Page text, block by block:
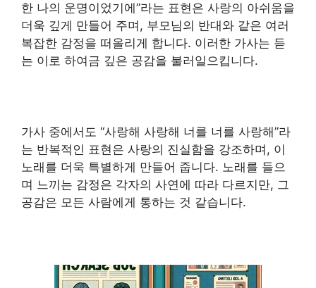
한 나의 운명이었기에”라는 표현은 사랑의 아쉬움을
더욱 깊게 만들어 주며, 부모님의 반대와 같은 여러
복잡한 감정을 떠올리게 합니다. 이러한 가사는 듣
는 이로 하여금 깊은 공감을 불러일으킵니다.
가사 중에서도 “사랑해 사랑해 너를 너를 사랑해”라
는 반복적인 표현은 사랑의 진실함을 강조하며, 이
노래를 더욱 특별하게 만들어 줍니다. 노래를 들으
며 느끼는 감정은 각자의 사연에 따라 다르지만, 그
공감은 모든 사람에게 통하는 것 같습니다.